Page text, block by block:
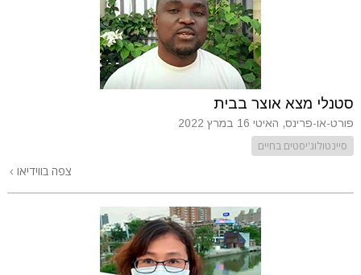
סטנלי מצא אוצר בבית
פורט-או-פרינס, האיטי 16 במרץ 2022
סיינטולוג'יסטים בחיים
צפה בווידיאו